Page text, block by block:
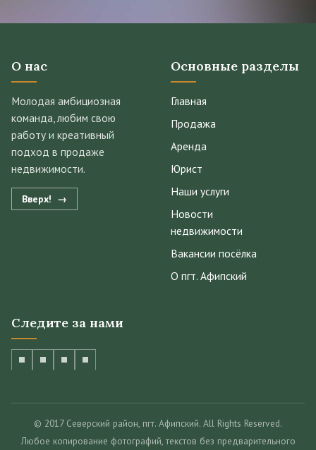
О нас
Молодая амбициозная
команда, любим свою
работу и креативный
подход в продаже
недвижимости.
Вверх!
Основные разделы
Главная
Продажа
Аренда
Юрист
Наши услуги
Новости
недвижимости
Вакансии посёлка
О пгт. Афипский
Следите за нами
© 2017 Северский район, пгт. Афипский. All Rights Reserved.
Любое копирование фотографий, текстов без предварительного